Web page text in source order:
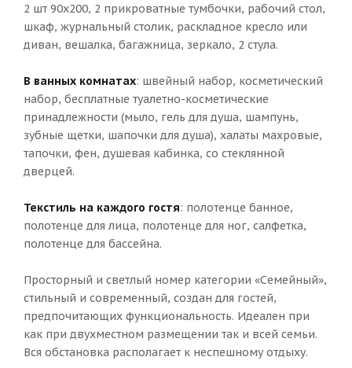
2 шт 90х200, 2 прикроватные тумбочки, рабочий стол,
шкаф, журнальный столик, раскладное кресло или
диван, вешалка, багажница, зеркало, 2 стула.
В ванных комнатах: швейный набор, косметический
набор, бесплатные туалетно-косметические
принадлежности (мыло, гель для душа, шампунь,
зубные щетки, шапочки для душа), халаты махровые,
тапочки, фен, душевая кабинка, со стеклянной
дверцей.
Текстиль на каждого гостя: полотенце банное,
полотенце для лица, полотенце для ног, салфетка,
полотенце для бассейна.
Просторный и светлый номер категории «Семейный»,
стильный и современный, создан для гостей,
предпочитающих функциональность. Идеален при
как при двухместном размещении так и всей семьи.
Вся обстановка располагает к неспешному отдыху.